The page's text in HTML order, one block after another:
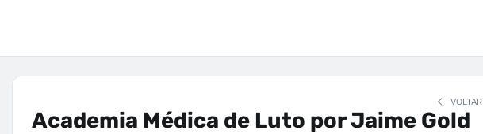
VOLTAR
Academia Médica de Luto por Jaime Gold